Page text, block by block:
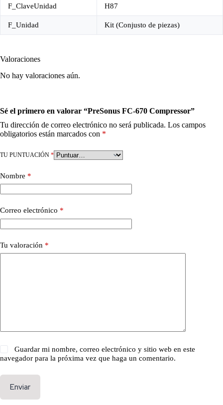
F_ClaveUnidad H87
F_Unidad Kit (Conjusto de piezas)
Valoraciones
No hay valoraciones aún.
Sé el primero en valorar “PreSonus FC-670 Compressor”
Tu dirección de correo electrónico no será publicada. Los campos
obligatorios están marcados con *
TU PUNTUACIÓN *
Nombre *
Correo electrónico *
Tu valoración *
Guardar mi nombre, correo electrónico y sitio web en este
navegador para la próxima vez que haga un comentario.
Enviar